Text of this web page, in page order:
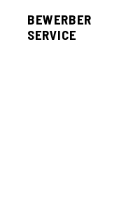
BEWERBER
SERVICE